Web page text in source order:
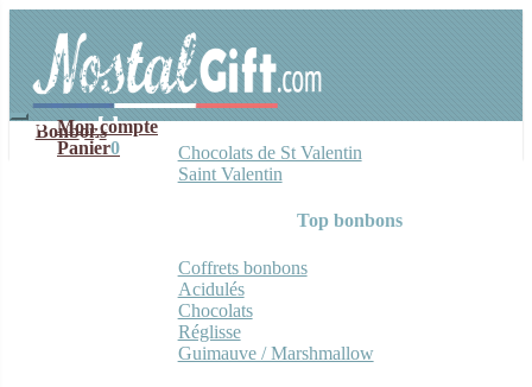
navigation
contenu
Mon compte
Panier0
Bonbons
Chocolats de St Valentin
Saint Valentin
Top bonbons
Coffrets bonbons
Acidulés
Chocolats
Réglisse
Guimauve / Marshmallow